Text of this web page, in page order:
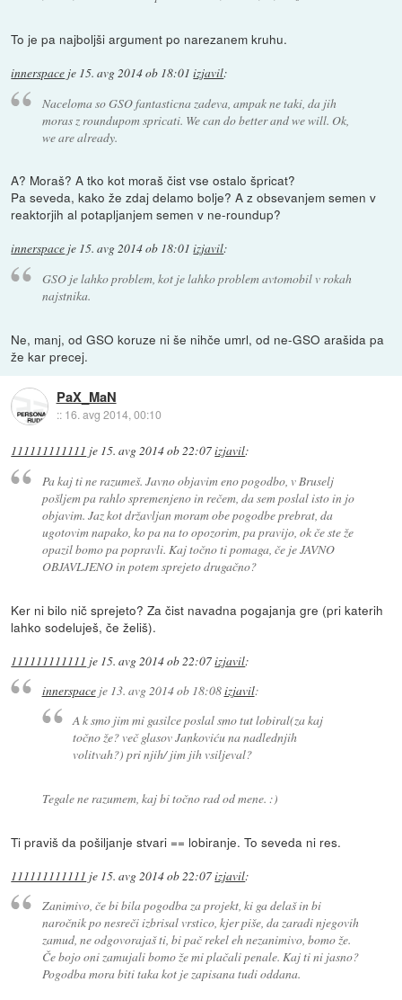
To je pa najboljši argument po narezanem kruhu.
innerspace je 15. avg 2014 ob 18:01 izjavil:
Naceloma so GSO fantasticna zadeva, ampak ne taki, da jih
moras z roundupom spricati. We can do better and we will. Ok,
we are already.
A? Moraš? A tko kot moraš čist vse ostalo špricat?
Pa seveda, kako že zdaj delamo bolje? A z obsevanjem semen v
reaktorjih al potapljanjem semen v ne-roundup?
innerspace je 15. avg 2014 ob 18:01 izjavil:
GSO je lahko problem, kot je lahko problem avtomobil v rokah
najstnika.
Ne, manj, od GSO koruze ni še nihče umrl, od ne-GSO arašida pa
že kar precej.
PaX_MaN
:: 16. avg 2014, 00:10
111111111111 je 15. avg 2014 ob 22:07izjavil:
Pa kaj ti ne razumeš. Javno objavim eno pogodbo, v Bruselj
pošljem pa rahlo spremenjeno in rečem, da sem poslal isto in jo
objavim. Jaz kot državljan moram obe pogodbe prebrat, da
ugotovim napako, ko pa na to opozorim, pa pravijo, ok če ste že
opazil bomo pa popravli. Kaj točno ti pomaga, če je JAVNO
OBJAVLJENO in potem sprejeto drugačno?
Ker ni bilo nič sprejeto? Za čist navadna pogajanja gre (pri katerih
lahko sodeluješ, če želiš).
111111111111 je 15. avg 2014 ob 22:07izjavil:
innerspaceje 13. avg 2014 ob 18:08izjavil:
A k smo jim mi gasilce poslal smo tut lobiral(za kaj
točno že? več glasov Jankoviću na nadlednjih
volitvah?) pri njih/ jim jih vsiljeval?
Tegale ne razumem, kaj bi točno rad od mene. :)
Ti praviš da pošiljanje stvari == lobiranje. To seveda ni res.
111111111111 je 15. avg 2014 ob 22:07izjavil:
Zanimivo, če bi bila pogodba za projekt, ki ga delaš in bi
naročnik po nesreči izbrisal vrstico, kjer piše, da zaradi njegovih
zamud, ne odgovorajaš ti, bi pač rekel eh nezanimivo, bomo že.
Če bojo oni zamujali bomo že mi plačali penale. Kaj ti ni jasno?
Pogodba mora biti taka kot je zapisana tudi oddana.